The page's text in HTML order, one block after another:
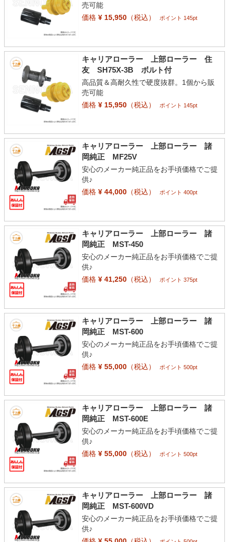
売可能
価格¥ 15,950（税込） ポイント 145pt
キャリアローラー 上部ローラー 住
友 SH75X-3B ボルト付
高品質＆高耐久性で硬度抜群。1個から販
売可能
価格¥ 15,950（税込） ポイント 145pt
キャリアローラー 上部ローラー 諸
岡純正 MF25V
安心のメーカー純正品をお手頃価格でご提
供♪
価格¥ 44,000（税込） ポイント 400pt
キャリアローラー 上部ローラー 諸
岡純正 MST-450
安心のメーカー純正品をお手頃価格でご提
供♪
価格¥ 41,250（税込） ポイント 375pt
キャリアローラー 上部ローラー 諸
岡純正 MST-600
安心のメーカー純正品をお手頃価格でご提
供♪
価格¥ 55,000（税込） ポイント 500pt
キャリアローラー 上部ローラー 諸
岡純正 MST-600E
安心のメーカー純正品をお手頃価格でご提
供♪
価格¥ 55,000（税込） ポイント 500pt
キャリアローラー 上部ローラー 諸
岡純正 MST-600VD
安心のメーカー純正品をお手頃価格でご提
供♪